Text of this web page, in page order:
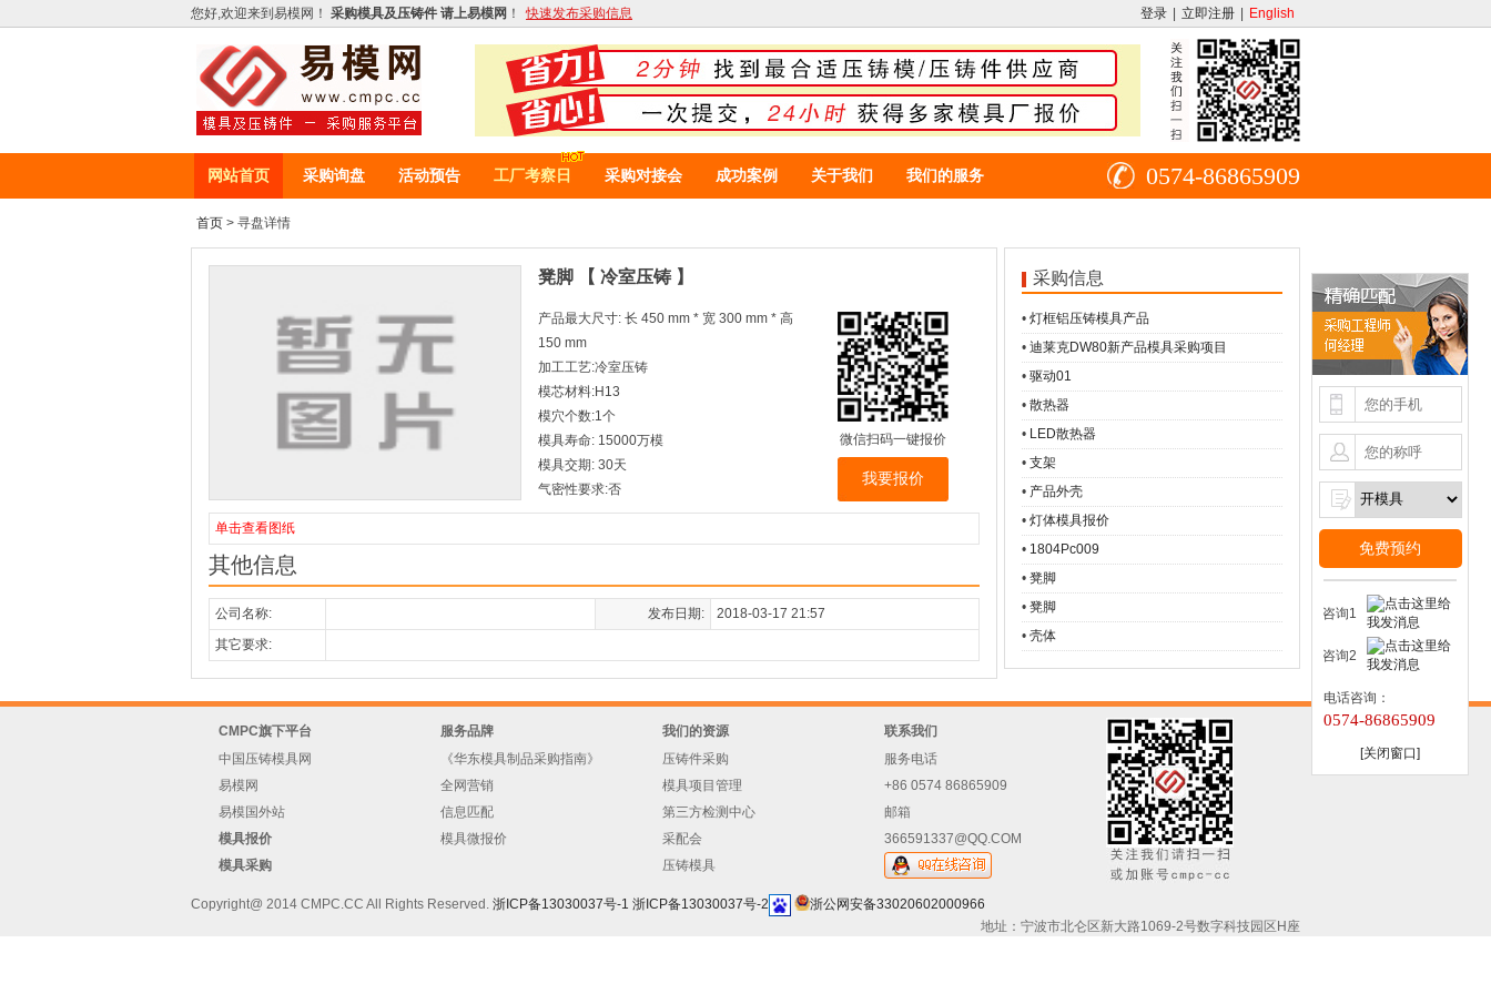
您好,欢迎来到易模网！ 采购模具及压铸件 请上易模网 ！ 快速发布采购信息 登录 立即注册 English
0574-86865909
网站首页 采购询盘 活动预告 工厂考察日 采购对接会 成功案例 关于我们 我们的服务
首页 > 寻盘详情
凳脚 【 冷室压铸 】
产品最大尺寸: 长 450 mm * 宽 300 mm * 高
150 mm
加工工艺:冷室压铸
模芯材料:H13
模穴个数:1个
模具寿命: 15000万模
模具交期: 30天
气密性要求:否
微信扫码一键报价
我要报价
单击查看图纸
其他信息
公司名称: 发布日期:
2018-03-17 21:57
其它要求:
采购信息
• 灯框铝压铸模具产品
• 迪莱克DW80新产品模具采购项目
• 驱动01
• 散热器
• LED散热器
• 支架
• 产品外壳
• 灯体模具报价
• 1804Pc009
• 凳脚
• 凳脚
• 壳体
CMPC旗下平台
中国压铸模具网
易模网
易模国外站
模具报价
模具采购
服务品牌
《华东模具制品采购指南》
全网营销
信息匹配
模具微报价
我们的资源
压铸件采购
模具项目管理
第三方检测中心
采配会
压铸模具
联系我们
服务电话
+86 0574 86865909
邮箱
366591337@QQ.COM
Copyright@ 2014 CMPC.CC All Rights Reserved. 浙ICP备13030037号-1 浙ICP备13030037号-2
浙公网安备33020602000966
地址：宁波市北仑区新大路1069-2号数字科技园区H座
免费预约
咨询1
咨询2
电话咨询：
0574-86865909
[关闭窗口]